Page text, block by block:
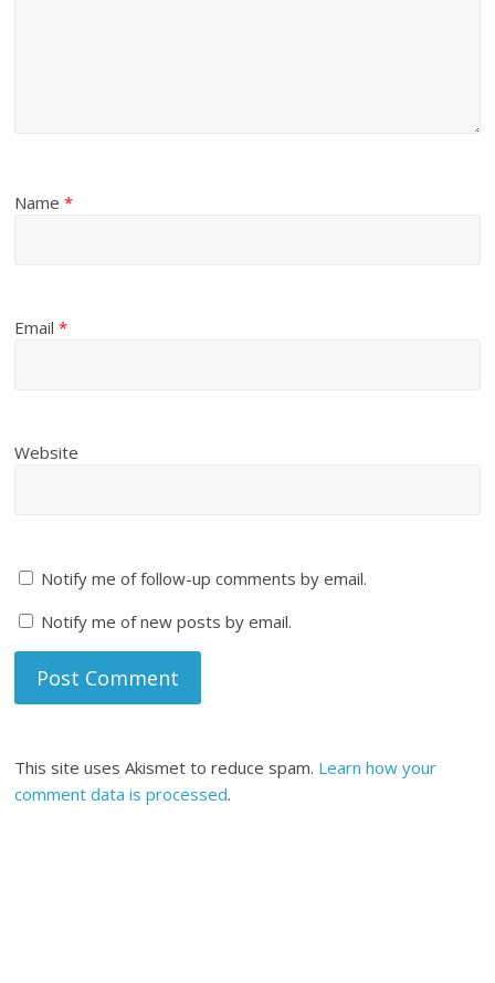
Name*
Email*
Website
Notify me of follow-up comments by email.
Notify me of new posts by email.
This site uses Akismet to reduce spam. Learn how your
comment data is processed.